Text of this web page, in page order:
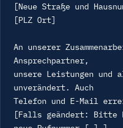
[Neue Straße und
[PLZ Ort]
An unserer
Ansprechpartner,
unsere Leistungen und
unverändert. Auch
Telefon und E-Mail
[Falls geändert: Bitte